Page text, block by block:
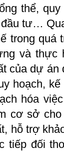
thể,
tư…
trong quá
và thực
của dự
hoạch,
hóa
cơ sở
hỗ trợ
tiếp đối